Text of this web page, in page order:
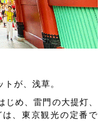
が、浅草。
め、雷門の大提灯、
、東京観光の定番で